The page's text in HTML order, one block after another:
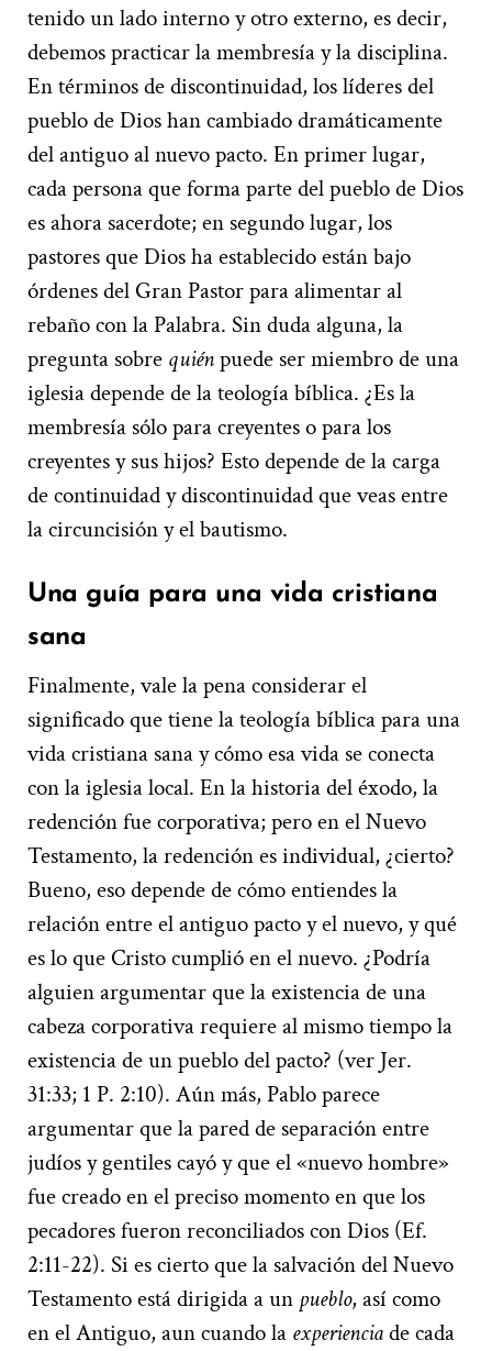
tenido un lado interno y otro externo, es decir,
debemos practicar la membresía y la disciplina.
En términos de discontinuidad, los líderes del
pueblo de Dios han cambiado dramáticamente
del antiguo al nuevo pacto. En primer lugar,
cada persona que forma parte del pueblo de Dios
es ahora sacerdote; en segundo lugar, los
pastores que Dios ha establecido están bajo
órdenes del Gran Pastor para alimentar al
rebaño con la Palabra. Sin duda alguna, la
pregunta sobre quiénpuede ser miembro de una
iglesia depende de la teología bíblica. ¿Es la
membresía sólo para creyentes o para los
creyentes y sus hijos? Esto depende de la carga
de continuidad y discontinuidad que veas entre
la circuncisión y el bautismo.
Una guía para una vida cristiana
sana
Finalmente, vale la pena considerar el
significado que tiene la teología bíblica para una
vida cristiana sana y cómo esa vida se conecta
con la iglesia local. En la historia del éxodo, la
redención fue corporativa; pero en el Nuevo
Testamento, la redención es individual, ¿cierto?
Bueno, eso depende de cómo entiendes la
relación entre el antiguo pacto y el nuevo, y qué
es lo que Cristo cumplió en el nuevo. ¿Podría
alguien argumentar que la existencia de una
cabeza corporativa requiere al mismo tiempo la
existencia de un pueblo del pacto? (ver Jer.
31:33; 1 P. 2:10). Aún más, Pablo parece
argumentar que la pared de separación entre
judíos y gentiles cayó y que el «nuevo hombre»
fue creado en el preciso momento en que los
pecadores fueron reconciliados con Dios (Ef.
2:11-22). Si es cierto que la salvación del Nuevo
Testamento está dirigida a un pueblo, así como
en el Antiguo, aun cuando la experienciade cada